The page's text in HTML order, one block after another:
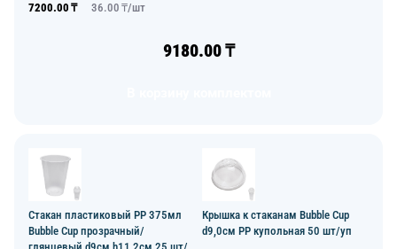
7200.00 ₸ 36.00 ₸/шт
9180.00₸
Стакан пластиковый PP 375мл
Bubble Cup прозрачный/
Крышка к стаканам Bubble Cup
d9,0см PP купольная 50 шт/уп